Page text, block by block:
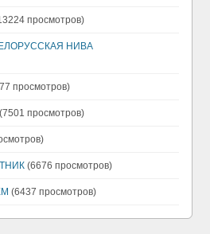
просмотров)
НИВА
просмотров)
(7501 просмотров)
(6676 просмотров)
(6437 просмотров)